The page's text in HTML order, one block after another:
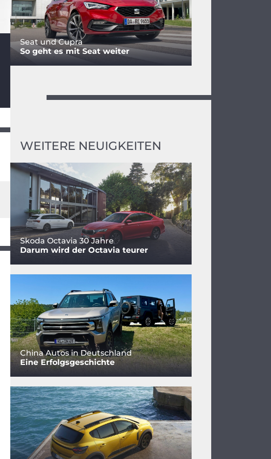
Seat und Cupra
So geht es mit Seat weiter
WEITERE NEUIGKEITEN
Skoda Octavia 30 Jahre
Darum wird der Octavia teurer
China Autos in Deutschland
Eine Erfolgsgeschichte